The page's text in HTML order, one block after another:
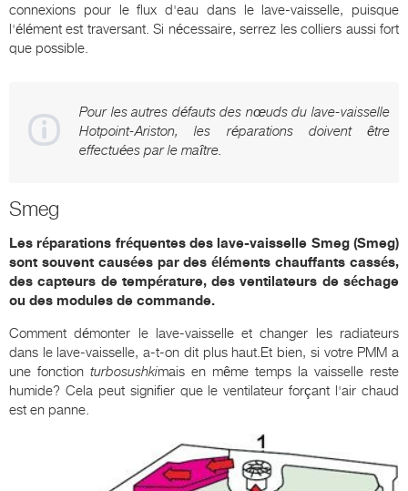
connexions pour le flux d'eau dans le lave-vaisselle, puisque
l'élément est traversant. Si nécessaire, serrez les colliers aussi fort
que possible.
Pour les autres défauts des nœuds du lave-vaisselle
Hotpoint-Ariston, les réparations doivent être
effectuées par le maître.
Smeg
Les réparations fréquentes des lave-vaisselle Smeg (Smeg)
sont souvent causées par des éléments chauffants cassés,
des capteurs de température, des ventilateurs de séchage
ou des modules de commande.
Comment démonter le lave-vaisselle et changer les radiateurs
dans le lave-vaisselle, a-t-on dit plus haut.Et bien, si votre PMM a
une fonction turbosushkimais en même temps la vaisselle reste
humide? Cela peut signifier que le ventilateur forçant l'air chaud
est en panne.